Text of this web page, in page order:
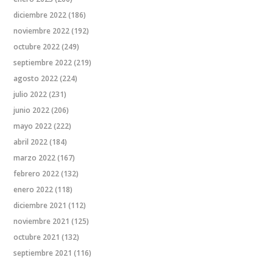
diciembre 2022(186)
noviembre 2022(192)
octubre 2022(249)
septiembre 2022(219)
agosto 2022(224)
julio 2022(231)
junio 2022(206)
mayo 2022(222)
abril 2022(184)
marzo 2022(167)
febrero 2022(132)
enero 2022(118)
diciembre 2021 (112)
noviembre 2021 (125)
octubre 2021 (132)
septiembre 2021 (116)